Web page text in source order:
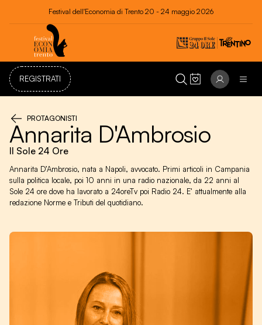
Festival dell'Economia di Trento 20 - 24 maggio 2026
REGISTRATI
PROTAGONISTI
Annarita D'Ambrosio
Il Sole 24 Ore
Annarita D’Ambrosio, nata a Napoli, avvocato. Primi articoli in Campania
sulla politica locale, poi 10 anni in una radio nazionale, da 22 anni al
Sole 24 ore dove ha lavorato a 24oreTv poi Radio 24. E’ attualmente alla
redazione Norme e Tributi del quotidiano.